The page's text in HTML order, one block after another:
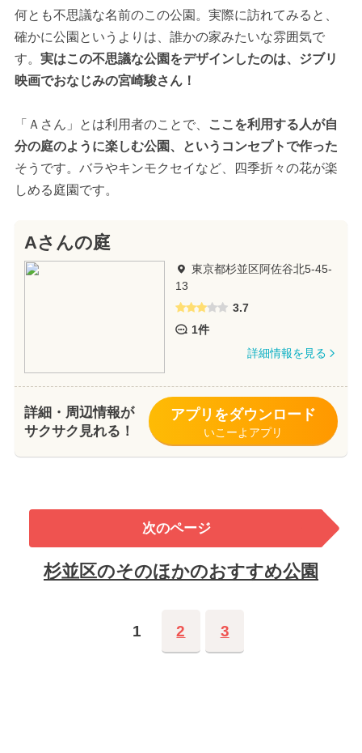
何とも不思議な名前のこの公園。実際に訪れてみると、
確かに公園というよりは、誰かの家みたいな雰囲気で
す。 実はこの不思議な公園をデザインしたのは、ジブリ
映画でおなじみの宮崎駿さん！
「Ａさん」とは利用者のことで、
ここを利用する人が自
分の庭のように楽しむ公園、というコンセプトで作った
そうです。バラやキンモクセイなど、四季折々の花が楽
しめる庭園です。
Aさんの庭
東京都杉並区阿佐谷北5-45-
13
3.7
1件
詳細情報を見る
詳細・周辺情報が
サクサク見れる！
アプリをダウンロード
いこーよアプリ
次のページ
杉並区のそのほかのおすすめ公園
1 2 3